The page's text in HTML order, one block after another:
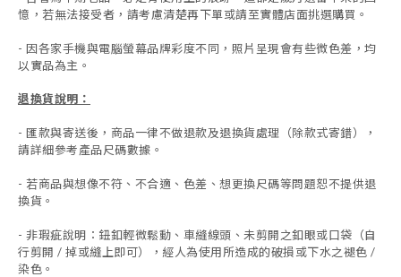
憶，若無法接受者，請考慮清楚再下單或請至實體店面挑選購買。
- 因各家手機與電腦螢幕品牌彩度不同，照片呈現會有些微色差，均
以實品為主。
退換貨說明：
- 匯款與寄送後，商品一律不做退款及退換貨處理（除款式寄錯），
請詳細參考產品尺碼數據 。
- 若商品與想像不符、不合適、色差、想更換尺碼等問題恕不提供退
換貨。
- 非瑕疵說明：鈕釦輕微鬆動、車縫線頭、未剪開之釦眼或口袋（自
行剪開 / 掉或縫上即可），經人為使用所造成的破損或下水之褪色 /
染色。